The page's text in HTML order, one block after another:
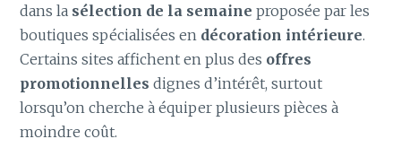
dans la sélection de la semaine proposée par les
boutiques spécialisées en décoration intérieure.
Certains sites affichent en plus des offres
promotionnelles dignes d’intérêt, surtout
lorsqu’on cherche à équiper plusieurs pièces à
moindre coût.